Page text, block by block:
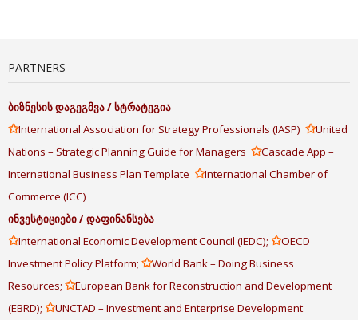
PARTNERS
ბიზნესისდაგეგმვა/სტრატეგია
✩International Association for Strategy Professionals (IASP) ✩United
Nations – Strategic Planning Guide for Managers ✩Cascade App –
International Business Plan Template ✩International Chamber of
Commerce (ICC)
ინვესტიციები/დაფინანსება
✩International Economic Development Council (IEDC); ✩OECD
Investment Policy Platform; ✩World Bank – Doing Business
Resources; ✩European Bank for Reconstruction and Development
(EBRD); ✩UNCTAD – Investment and Enterprise Development